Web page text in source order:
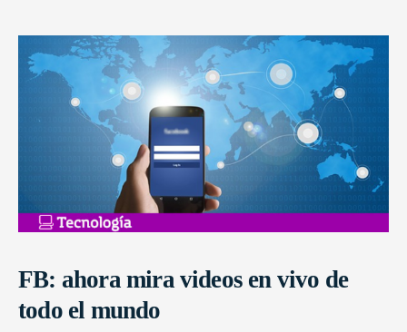
FB: ahora mira videos en vivo de
todo el mundo